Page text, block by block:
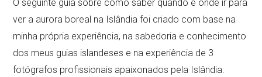
O seguinte guia sobre como saber quando e onde ir para
ver a aurora boreal na Islândia foi criado com base na
minha própria experiência, na sabedoria e conhecimento
dos meus guias islandeses e na experiência de 3
fotógrafos profissionais apaixonados pela Islândia.